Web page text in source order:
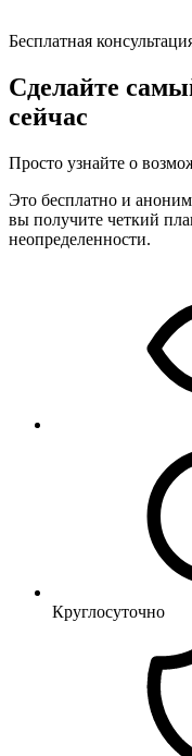
Бесплатная
Сделайте
сейчас
Просто узнайте о
Это бесплатно и
вы получите четкий
неопределенности.
Круглосуточно